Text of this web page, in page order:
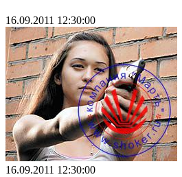
16.09.2011 12:30:00
16.09.2011 12:30:00